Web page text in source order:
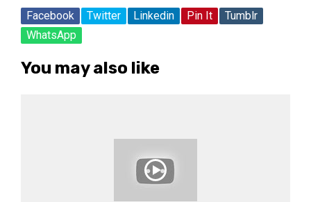
Facebook
Twitter Linkedin Pin It
Tumblr
WhatsApp
You may also like